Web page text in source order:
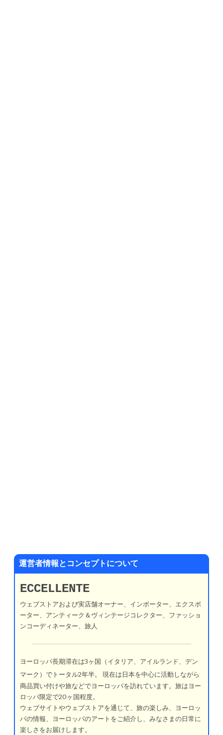
運営者情報とコンセプトについて
ECCELLENTE
ウェブストアおよび実店舗オーナー、インポーター、エクスポ
ーター、アンティーク＆ヴィンテージコレクター、ファッショ
ンコーディネーター、旅人
ヨーロッパ長期滞在は3ヶ国（イタリア、アイルランド、デン
マーク）でトータル2年半。
現在は日本を中心に活動しながら
商品買い付けや旅などでヨーロッパを訪れています。旅はヨー
ロッパ限定で20ヶ国程度。
ウェブサイトやウェブストアを通じて、旅の楽しみ、ヨーロッ
パの情報、ヨーロッパのアートをご紹介し、みなさまの日常に
楽しさをお届けします。